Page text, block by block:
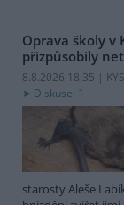
Oprava školy v
přizpůsobily
8.8.2026 18:35 |
Diskuse: 1
starosty Aleše